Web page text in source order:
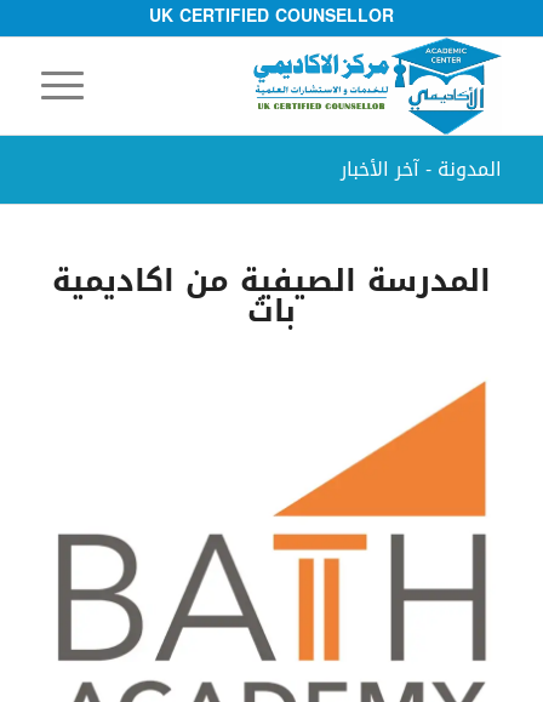
UK CERTIFIED COUNSELLOR
المدونة - آخر الأخبار
المدرسة الصيفية من اكاديمية
باث